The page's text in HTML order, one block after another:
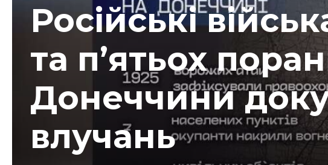
Російські
та п’ятьох
Донеччини
влучань